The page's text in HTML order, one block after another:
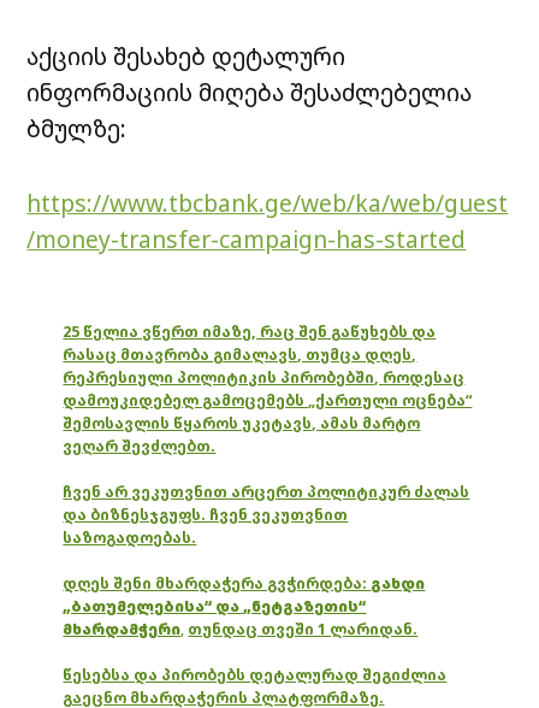
აქციის შესახებ დეტალური
ინფორმაციის მიღება შესაძლებელია
ბმულზე:
https://www.tbcbank.ge/web/ka/web/guest
/money-transfer-campaign-has-started
25 წელია ვწერთ იმაზე, რაც შენ გაწუხებს და
რასაც მთავრობა გიმალავს, თუმცა დღეს,
რეპრესიული პოლიტიკის პირობებში, როდესაც
დამოუკიდებელ გამოცემებს „ქართული ოცნება“
შემოსავლის წყაროს უკეტავს, ამას მარტო
ვეღარ შევძლებთ.
ჩვენ არ ვეკუთვნით არცერთ პოლიტიკურ ძალას
და ბიზნესჯგუფს. ჩვენ ვეკუთვნით
საზოგადოებას.
დღეს შენი მხარდაჭერა გვჭირდება: გახდი
„ბათუმელებისა“ და „ნეტგაზეთის“
მხარდამჭერი, თუნდაც თვეში 1 ლარიდან.
წესებსა და პირობებს დეტალურად შეგიძლია
გაეცნო მხარდაჭერის პლატფორმაზე.